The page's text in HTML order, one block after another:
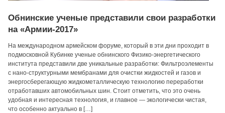
Обнинские ученые представили свои разработки
на «Армии-2017»
На международном армейском форуме, который в эти дни проходит в
подмосковной Кубинке ученые обнинского Физико-энергетического
института представили две уникальные разработки: Фильтроэлементы
с нано-структурными мембранами для очистки жидкостей и газов и
энергосберегающую жидкометаллическую технологию переработки
отработавших автомобильных шин. Стоит отметить, что это очень
удобная и интересная технология, и главное — экологически чистая,
что особенно актуально в […]